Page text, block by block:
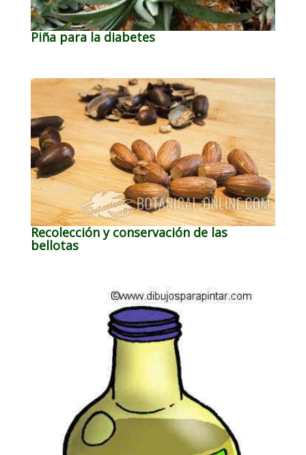
Piña para la diabetes
Recolección y conservación de las
bellotas